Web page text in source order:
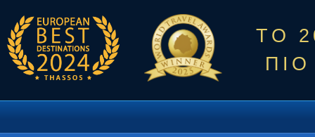
ΤΟ